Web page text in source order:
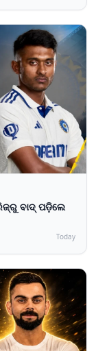
ବାଦ୍ ପଡ଼ିଲେ
Today